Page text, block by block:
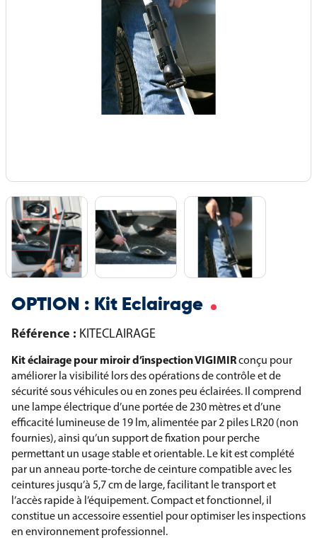
OPTION : Kit Eclairage
Référence : KITECLAIRAGE
Kit éclairage pour miroir d’inspection VIGIMIRconçu pour
améliorer la visibilité lors des opérations de contrôle et de
sécurité sous véhicules ou en zones peu éclairées. Il comprend
une lampe électrique d’une portée de 230 mètres et d’une
efficacité lumineuse de 19 lm, alimentée par 2 piles LR20 (non
fournies), ainsi qu’un support de fixation pour perche
permettant un usage stable et orientable. Le kit est complété
par un anneau porte-torche de ceinture compatible avec les
ceintures jusqu’à 5,7 cm de large, facilitant le transport et
l’accès rapide à l’équipement. Compact et fonctionnel, il
constitue un accessoire essentiel pour optimiser les inspections
en environnement professionnel.